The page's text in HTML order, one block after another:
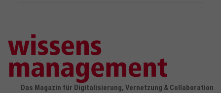
Das Magazin für Digitalisierung, Vernetzung & Collaboration